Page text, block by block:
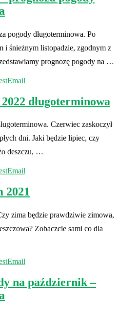
pogody długoterminowa. Po
i śnieżnym listopadzie, zgodnym z
prognozę pogody na …
Email
długoterminowa
Czerwiec zaskoczył
dni. Jaki będzie lipiec, czy
deszczu, …
Email
2021
zima będzie prawdziwie zimowa,
Zobaczcie sami co dla
Email
na październik –